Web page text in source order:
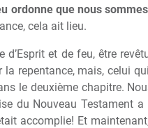
ordonne que nous
cela ait lieu.
d’Esprit et de feu, être revê
la repentance, mais, celui
le deuxième chapitre.
du Nouveau Testament a
accomplie! Et